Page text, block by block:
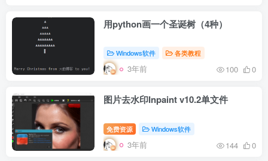
用python画一个圣诞树（4种）
Windows软件 各类教程
3年前 100 0
图片去水印Inpaint v10.2单文件
免费资源 Windows软件
3年前 144 0